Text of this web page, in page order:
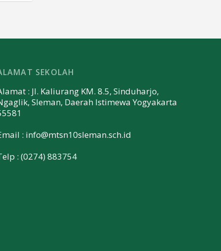
SEKOLAH
: Jl. Kaliurang KM. 8.5, Sinduharjo,
Sleman, Daerah Istimewa Yogyakarta
: info@mtsn10sleman.sch.id
: (0274) 883754